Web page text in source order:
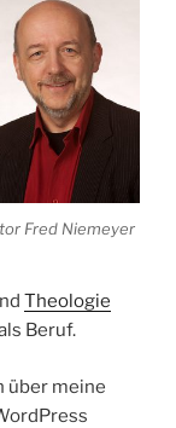
Fred Niemeyer
Theologie
Beruf.
über meine